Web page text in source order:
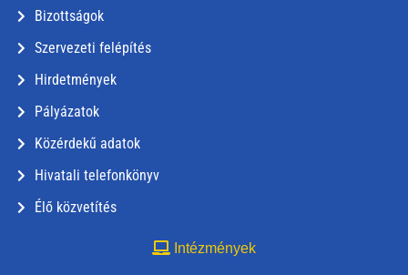
Bizottságok
Szervezeti felépítés
Hirdetmények
Pályázatok
Közérdekű adatok
Hivatali telefonkönyv
Élő közvetítés
Intézmények